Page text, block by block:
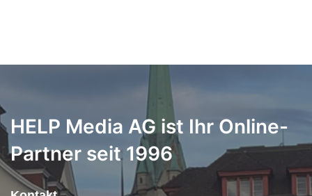
HELP Media AG ist Ihr Online-
Partner seit 1996